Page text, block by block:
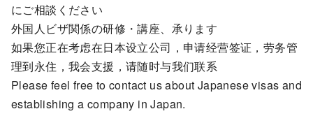
にご相談ください
外国人ビザ関係の研修・講座、承ります
如果您正在考虑在日本设立公司，申请经营签证，劳务管
理到永住，我会支援，请随时与我们联系
Please feel free to contact us about Japanese visas and
establishing a company in Japan.